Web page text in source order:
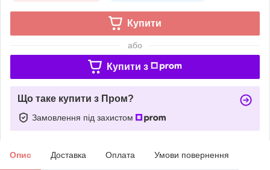
Купити
або
Купити з
Що таке купити з Пром?
Замовлення під захистом
Опис Доставка Оплата Умови повернення